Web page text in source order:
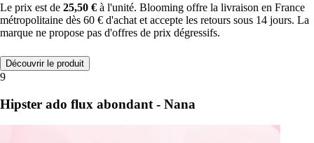
Le prix est de 25,50 € à l'unité. Blooming offre la livraison en France
métropolitaine dès 60 € d'achat et accepte les retours sous 14 jours. La
marque ne propose pas d'offres de prix dégressifs.
Découvrir le produit
9
Hipster ado flux abondant - Nana